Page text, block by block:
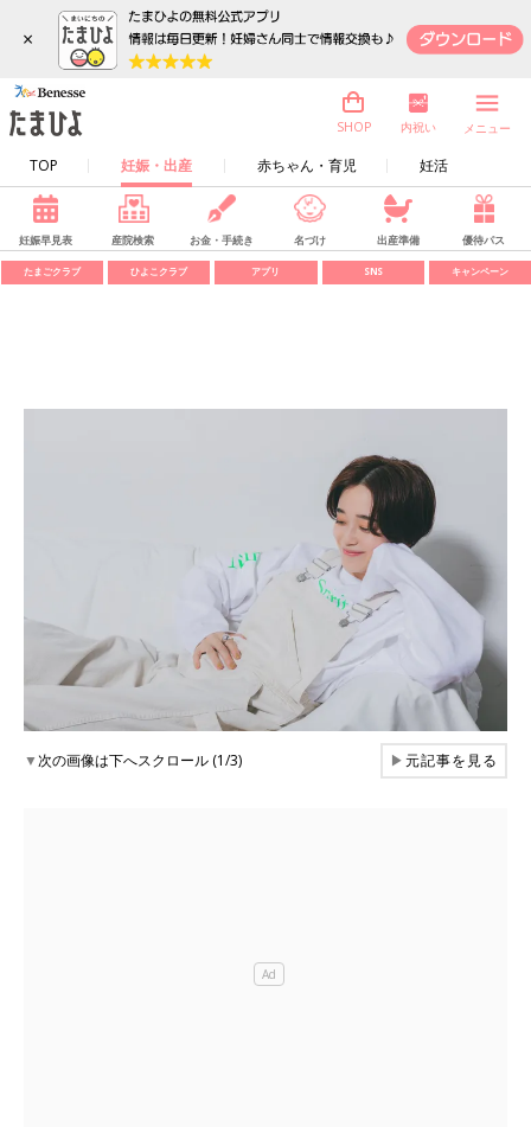
×
TOP 妊娠・出産 赤ちゃん・育児 妊活
SHOP 内祝い メニュー
妊娠早見表 産院検索 お金・手続き 名づけ 出産準備 優待パス
たまごクラブ ひよこクラブ アプリ SNS キャンペーン
▼次の画像は下へスクロール (1/3) ▶元記事を見る